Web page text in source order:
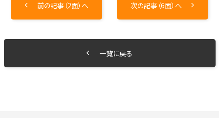
前の記事（2面）へ 次の記事（6面）へ
一覧に戻る